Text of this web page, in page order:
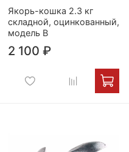
Якорь-кошка 2.3 кг
складной, оцинкованный,
модель В
2 100 ₽